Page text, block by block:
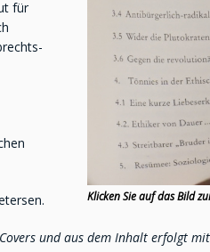
Klicken Sie auf das Bild
für
und aus dem Inhalt erfolgt